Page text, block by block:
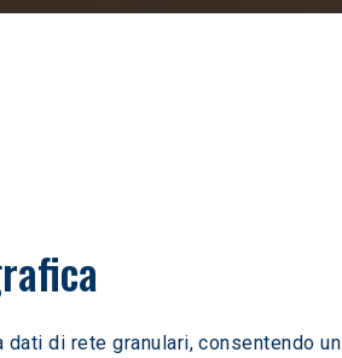
di rete granulari, consentendo un